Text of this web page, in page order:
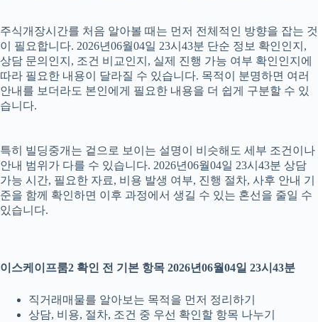
주식개장시간를 처음 알아볼 때는 먼저 전체적인 방향을 잡는 것
이 필요합니다. 2026년06월04일 23시43분 단순 정보 확인인지,
상담 문의인지, 조건 비교인지, 실제 진행 가능 여부 확인인지에
따라 필요한 내용이 달라질 수 있습니다. 목적이 분명하면 여러
안내를 보더라도 본인에게 필요한 내용을 더 쉽게 구분할 수 있
습니다.
특히 빌딩중개는 겉으로 보이는 설명이 비슷해도 세부 조건이나
안내 범위가 다를 수 있습니다. 2026년06월04일 23시43분 상담
가능 시간, 필요한 자료, 비용 발생 여부, 진행 절차, 사후 안내 기
준을 함께 확인하면 이후 과정에서 생길 수 있는 혼선을 줄일 수
있습니다.
이스케이프룸2 확인 전 기본 항목 2026년06월04일 23시43분
직거래매물를 알아보는 목적을 먼저 정리하기
상담, 비용, 절차, 조건 중 우선 확인할 항목 나누기